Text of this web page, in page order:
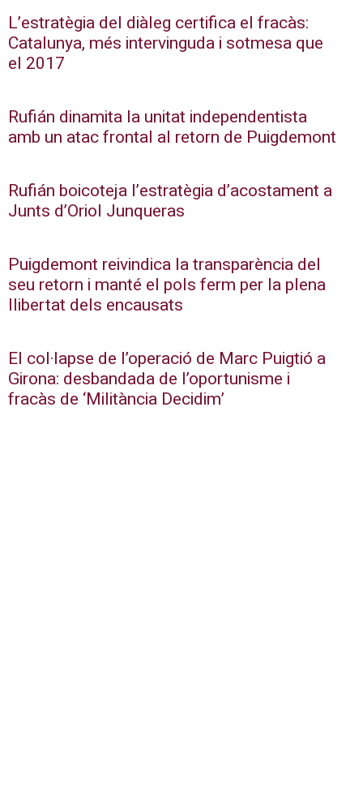
L’estratègia del diàleg certifica el fracàs:
Catalunya, més intervinguda i sotmesa que
el 2017
Rufián dinamita la unitat independentista
amb un atac frontal al retorn de Puigdemont
Rufián boicoteja l’estratègia d’acostament a
Junts d’Oriol Junqueras
Puigdemont reivindica la transparència del
seu retorn i manté el pols ferm per la plena
llibertat dels encausats
El col·lapse de l’operació de Marc Puigtió a
Girona: desbandada de l’oportunisme i
fracàs de ‘Militància Decidim’